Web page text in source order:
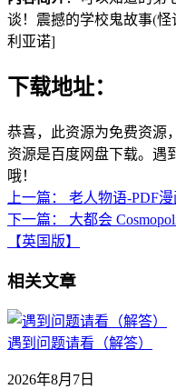
谈！震撼的学校鬼故事(
利亚诺]
下载地址：
恭喜，此资源为免费资源
资源是百度网盘下载。遇
哦！
上一篇：
老人物语-PDF
下一篇：
大都会
【英国版】
相关文章
遇到问题请看（解答）
2026年8月7日